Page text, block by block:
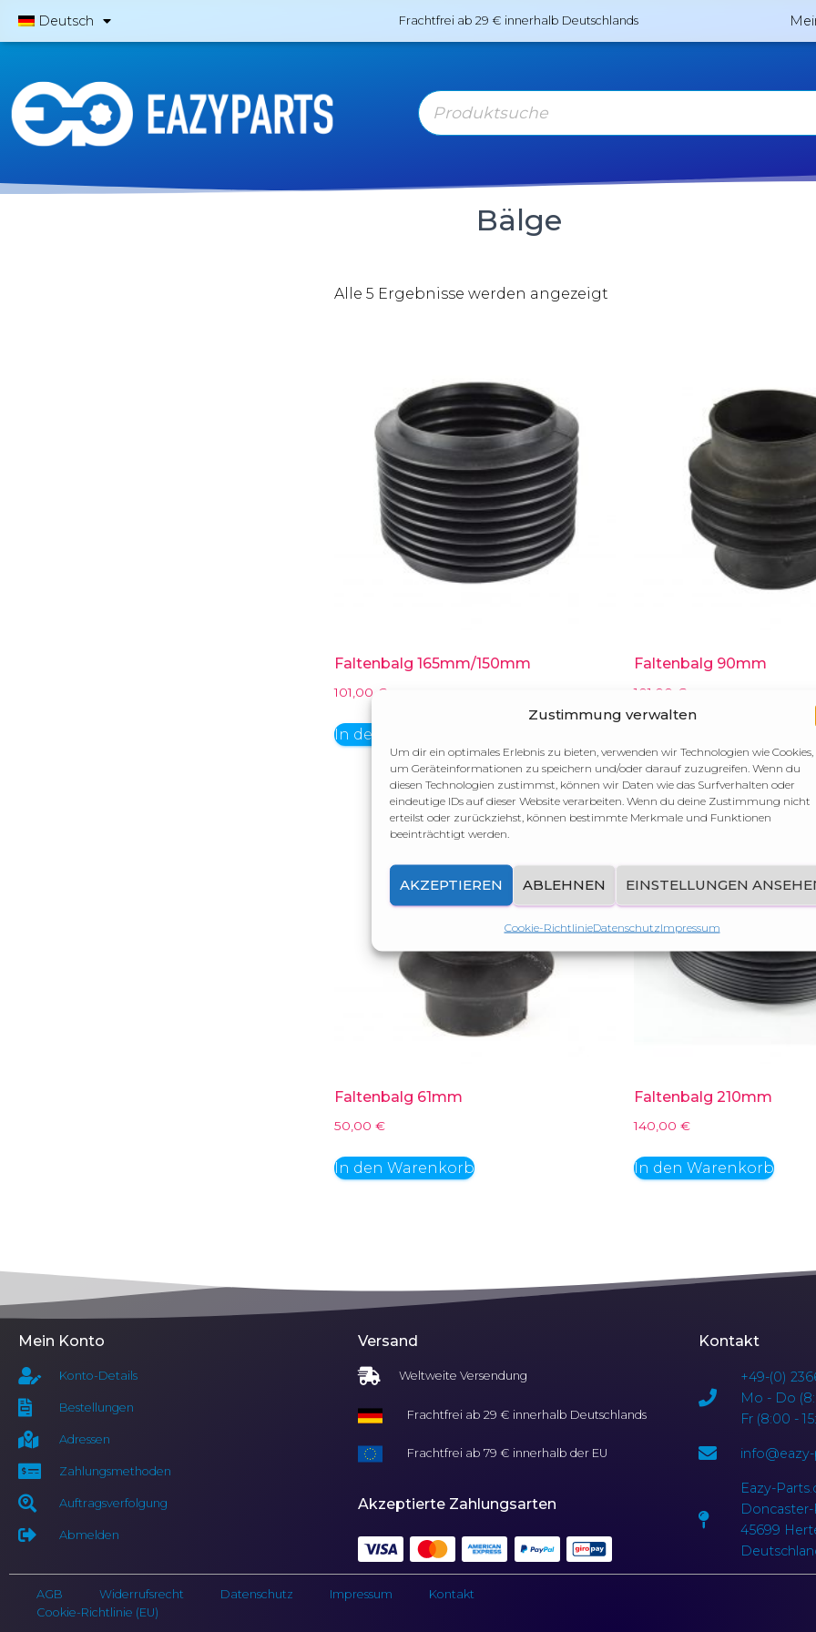
Zustimmung verwalten
Um dir ein optimales Erlebnis zu bieten, verwenden wir Technologien wie Cookies,
um Geräteinformationen zu speichern und/oder darauf zuzugreifen. Wenn du
diesen Technologien zustimmst, können wir Daten wie das Surfverhalten oder
eindeutige IDs auf dieser Website verarbeiten. Wenn du deine Zustimmung nicht
erteilst oder zurückziehst, können bestimmte Merkmale und Funktionen
beeinträchtigt werden.
AKZEPTIEREN ABLEHNEN EINSTELLUNGEN
Cookie-RichtlinieDatenschutzImpressum
Deutsch Frachtfrei ab 29 € innerhalb Deutschlands
Bälge
Alle 5 Ergebnisse werden angezeigt
Faltenbalg 165mm/150mm
101,00 €
In den Warenkorb
Faltenbalg 90mm
101,00 €
Faltenbalg 61mm
50,00€
In den Warenkorb
Faltenbalg 210mm
140,00€
In den Warenkorb
Mein Konto
Konto-Details
Bestellungen
Adressen
Zahlungsmethoden
Auftragsverfolgung
Abmelden
Versand
Weltweite Versendung
Frachtfrei ab 29 € innerhalb Deutschlands
Frachtfrei ab 79 € innerhalb der EU
Akzeptierte Zahlungsarten
Kontakt
+49-(0)
Mo - Do
Fr (8:00 -
Eazy-
45699
AGB Widerrufsrecht Datenschutz Impressum
Kontakt
Cookie-Richtlinie (EU)